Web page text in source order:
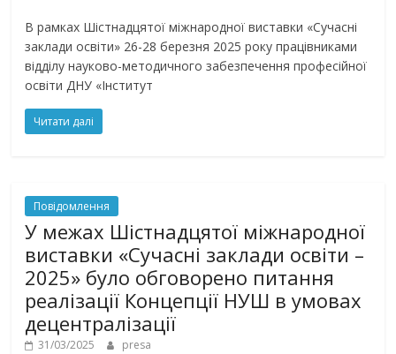
В рамках Шістнадцятої міжнародної виставки «Сучасні
заклади освіти» 26-28 березня 2025 року працівниками
відділу науково-методичного забезпечення професійної
освіти ДНУ «Інститут
Читати далі
Повідомлення
У межах Шістнадцятої міжнародної
виставки «Сучасні заклади освіти –
2025» було обговорено питання
реалізації Концепції НУШ в умовах
децентралізації
31/03/2025 presa